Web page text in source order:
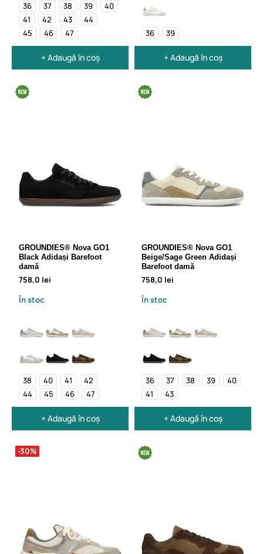
36 37 38 39
40
41
42 43
44
45
46 47
+ Adaugă în coș
36 39
+ Adaugă în coș
GROUNDIES® Nova GO1
Black Adidași Barefoot
damă
758,0 lei
În stoc
38 40 41
42
44
45 46 47
+ Adaugă în coș
GROUNDIES® Nova GO1
Beige/Sage Green Adidași
Barefoot damă
758,0 lei
În stoc
36 37 38 39
40
41
43
+ Adaugă în coș
-30%